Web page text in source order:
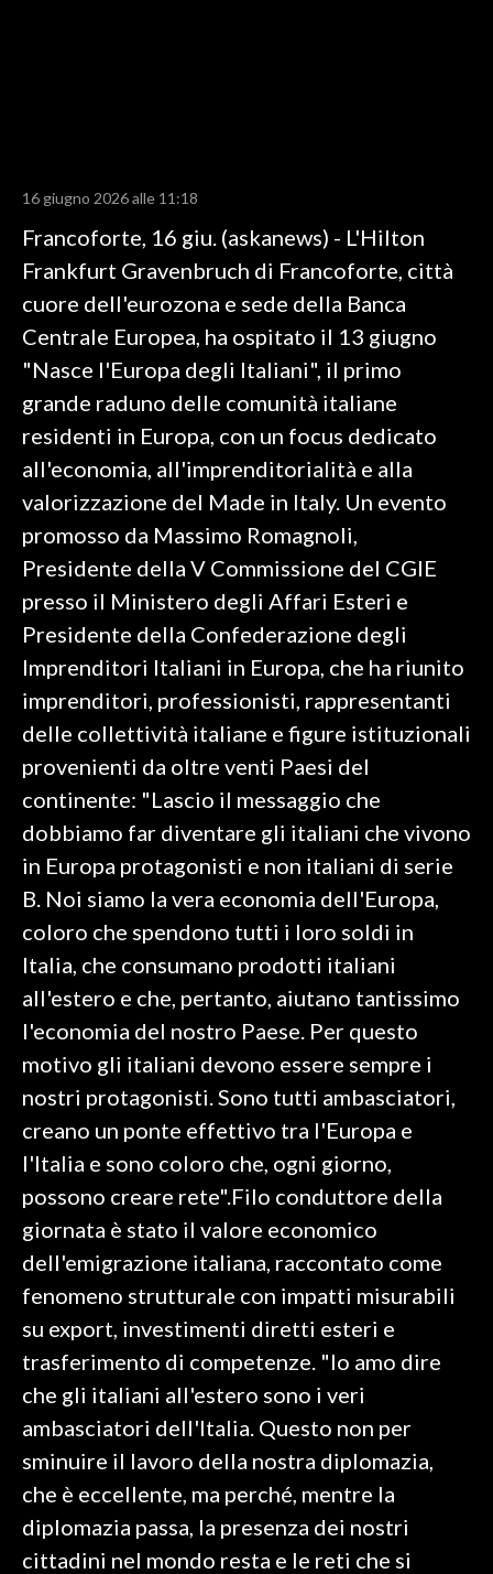
RISULTATI E CLASSIFICHE
CALCIO
CALCIO REGIONALE
BASKET
VOLLEY
MOTORI
TENNIS
ALTRI SPORT
SPETTACOLI
SALUTE
SARDEGNA TURISMO
#CARAUNIONE
3 MINUTI CON
INSULARITÀ
INFO AZIENDE
ABBONATI
ANNUNCI
NECROLOGI
PUBBLICITÀ
SPIAGGE
STORE
16 giugno 2026 alle 11:18
Francoforte, 16 giu. (askanews) - L'Hilton
Frankfurt Gravenbruch di Francoforte, città
cuore dell'eurozona e sede della Banca
Centrale Europea, ha ospitato il 13 giugno
"Nasce l'Europa degli Italiani", il primo
grande raduno delle comunità italiane
residenti in Europa, con un focus dedicato
all'economia, all'imprenditorialità e alla
valorizzazione del Made in Italy. Un evento
promosso da Massimo Romagnoli,
Presidente della V Commissione del CGIE
presso il Ministero degli Affari Esteri e
Presidente della Confederazione degli
Imprenditori Italiani in Europa, che ha riunito
imprenditori, professionisti, rappresentanti
delle collettività italiane e figure istituzionali
provenienti da oltre venti Paesi del
continente: "Lascio il messaggio che
dobbiamo far diventare gli italiani che vivono
in Europa protagonisti e non italiani di serie
B. Noi siamo la vera economia dell'Europa,
coloro che spendono tutti i loro soldi in
Italia, che consumano prodotti italiani
all'estero e che, pertanto, aiutano tantissimo
l'economia del nostro Paese. Per questo
motivo gli italiani devono essere sempre i
nostri protagonisti. Sono tutti ambasciatori,
creano un ponte effettivo tra l'Europa e
l'Italia e sono coloro che, ogni giorno,
possono creare rete".Filo conduttore della
giornata è stato il valore economico
dell'emigrazione italiana, raccontato come
fenomeno strutturale con impatti misurabili
su export, investimenti diretti esteri e
trasferimento di competenze. "Io amo dire
che gli italiani all'estero sono i veri
ambasciatori dell'Italia. Questo non per
sminuire il lavoro della nostra diplomazia,
che è eccellente, ma perché, mentre la
diplomazia passa, la presenza dei nostri
cittadini nel mondo resta e le reti che si